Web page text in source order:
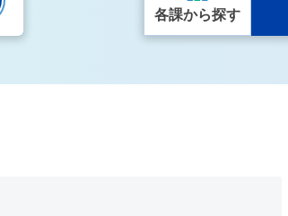
各課から探す